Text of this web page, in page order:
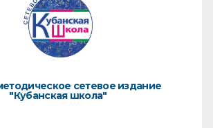
сетевое издание
"Кубанская школа"